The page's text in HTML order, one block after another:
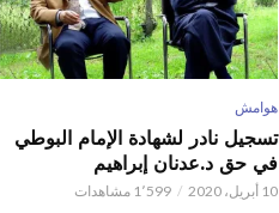
هوامش
تسجيل نادر لشهادة الإمام البوطي
في حق د.عدنان إبراهيم
10 أبريل، 2020 1٬599 مشاهدات